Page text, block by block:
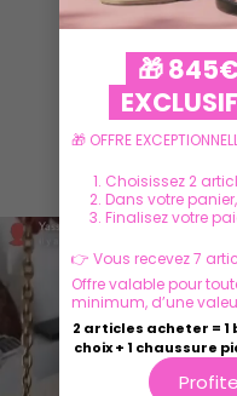
🎁
🎁 OFFRE
Choisissez 2
Dans votre
Finalisez votre
👉 Vous recevez 7
Offre valable pour
minimum, d’une
2 articles acheter = 1
choix + 1 chaussure